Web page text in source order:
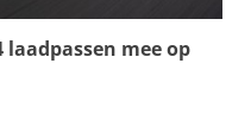
mee op